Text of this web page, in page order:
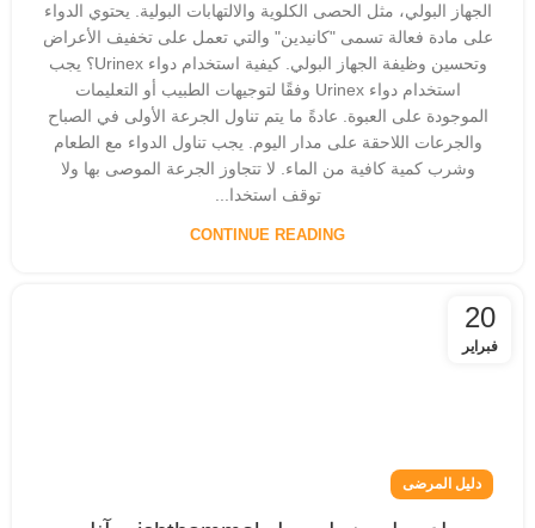
الجهاز البولي، مثل الحصى الكلوية والالتهابات البولية. يحتوي الدواء
على مادة فعالة تسمى "كانيدين" والتي تعمل على تخفيف الأعراض
وتحسين وظيفة الجهاز البولي. كيفية استخدام دواء Urinex؟ يجب
استخدام دواء Urinex وفقًا لتوجيهات الطبيب أو التعليمات
الموجودة على العبوة. عادةً ما يتم تناول الجرعة الأولى في الصباح
والجرعات اللاحقة على مدار اليوم. يجب تناول الدواء مع الطعام
وشرب كمية كافية من الماء. لا تتجاوز الجرعة الموصى بها ولا
توقف استخدا...
CONTINUE READING
20
فبراير
دليل المرضى